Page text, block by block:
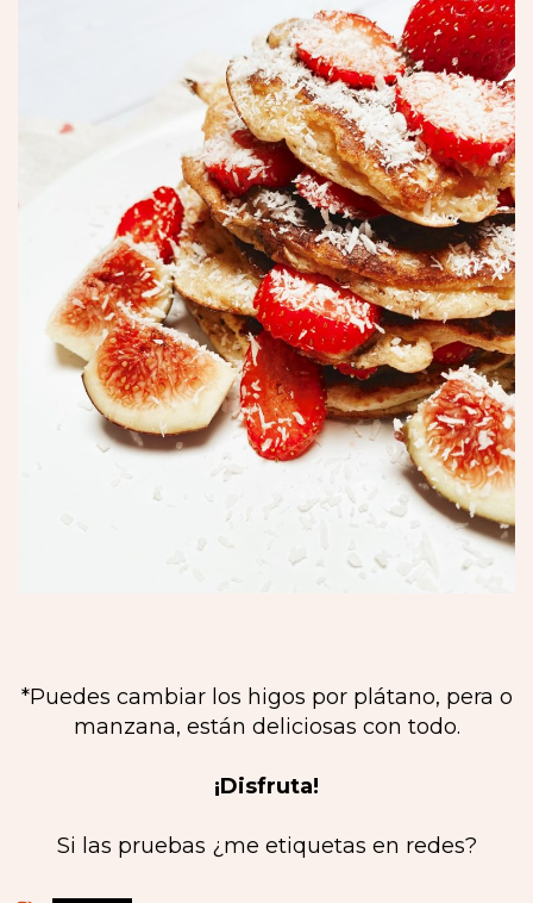
*Puedes cambiar los higos por plátano, pera o
manzana, están deliciosas con todo.
¡Disfruta!
Si las pruebas ¿me etiquetas en redes?